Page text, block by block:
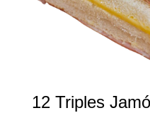
12 Triples